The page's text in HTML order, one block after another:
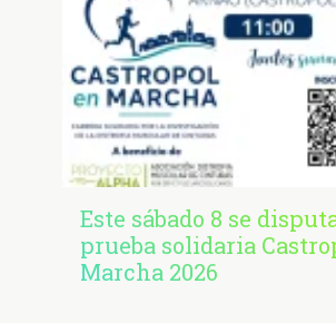
Este sábado 8 se
prueba solidaria
Marcha 2026